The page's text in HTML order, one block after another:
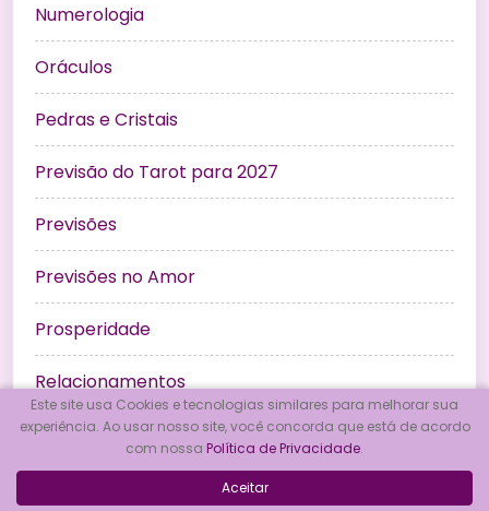
Numerologia
Oráculos
Pedras e Cristais
Previsão do Tarot para 2027
Previsões
Previsões no Amor
Prosperidade
Relacionamentos
Rituais
Este site usa Cookies e tecnologias similares para melhorar sua
experiência. Ao usar nosso site, você concorda que está de acordo
com nossa Política de Privacidade.
Aceitar